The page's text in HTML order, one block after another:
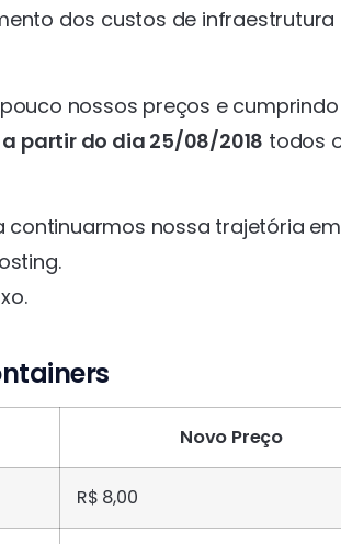
dos custos de infraestrutura
nossos preços e
a partir do dia 25/08/2018 todos
continuarmos nossa trajetória em
Novo Preço
R$ 8,00